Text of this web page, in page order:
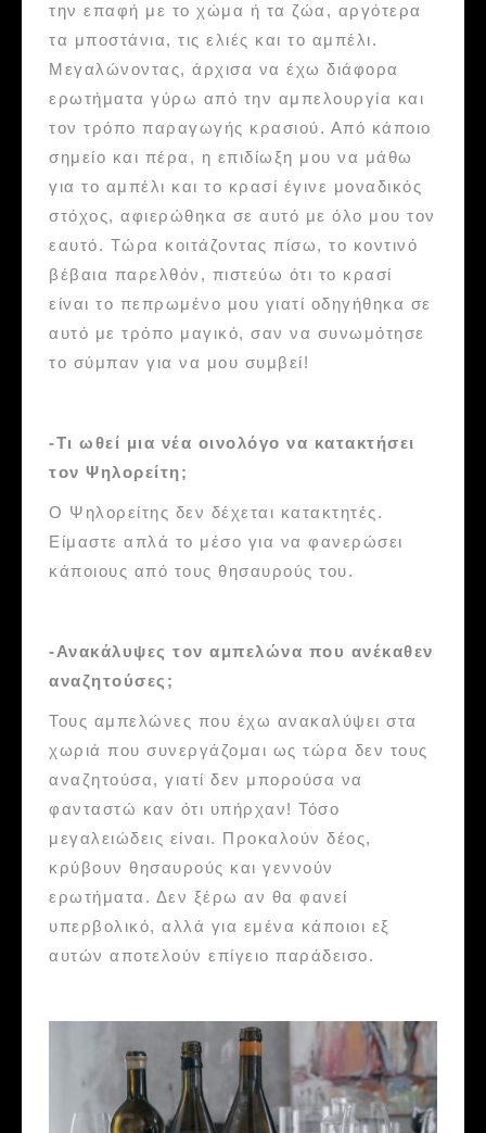
την επαφή με το χώμα ή τα ζώα, αργότερα
τα μποστάνια, τις ελιές και το αμπέλι.
Μεγαλώνοντας, άρχισα να έχω διάφορα
ερωτήματα γύρω από την αμπελουργία και
τον τρόπο παραγωγής κρασιού. Από κάποιο
σημείο και πέρα, η επιδίωξη μου να μάθω
για το αμπέλι και το κρασί έγινε μοναδικός
στόχος, αφιερώθηκα σε αυτό με όλο μου τον
εαυτό. Τώρα κοιτάζοντας πίσω, το κοντινό
βέβαια παρελθόν, πιστεύω ότι το κρασί
είναι το πεπρωμένο μου γιατί οδηγήθηκα σε
αυτό με τρόπο μαγικό, σαν να συνωμότησε
το σύμπαν για να μου συμβεί!
-Τι ωθεί μια νέα οινολόγο να κατακτήσει
τον Ψηλορείτη;
Ο Ψηλορείτης δεν δέχεται κατακτητές.
Είμαστε απλά το μέσο για να φανερώσει
κάποιους από τους θησαυρούς του.
-Ανακάλυψες τον αμπελώνα που ανέκαθεν
αναζητούσες;
Τους αμπελώνες που έχω ανακαλύψει στα
χωριά που συνεργάζομαι ως τώρα δεν τους
αναζητούσα, γιατί δεν μπορούσα να
φανταστώ καν ότι υπήρχαν! Τόσο
μεγαλειώδεις είναι. Προκαλούν δέος,
κρύβουν θησαυρούς και γεννούν
ερωτήματα. Δεν ξέρω αν θα φανεί
υπερβολικό, αλλά για εμένα κάποιοι εξ
αυτών αποτελούν επίγειο παράδεισο.